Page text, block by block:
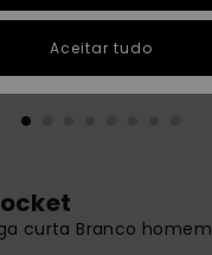
conversa para
obteres a
resposta mais
conversa
curta Branco homem
Aceitar tudo